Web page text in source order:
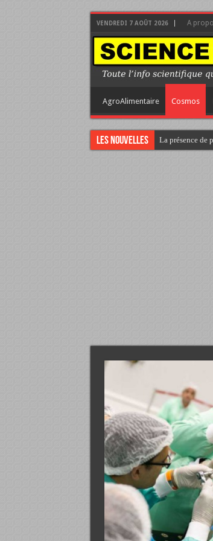
VENDREDI 7 AOÛT 2026 A
AgroAlimentaire Cosmos
Les nouvelles La présence de